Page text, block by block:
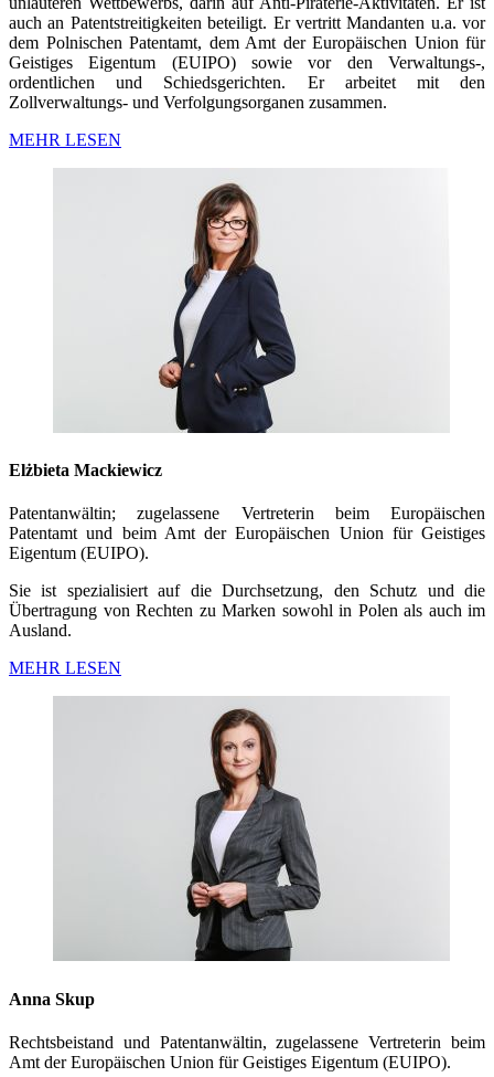
auch an Patentstreitigkeiten beteiligt. Er vertritt Mandanten u.a. vor
dem Polnischen Patentamt, dem Amt der Europäischen Union für
Geistiges Eigentum (EUIPO) sowie vor den Verwaltungs-,
ordentlichen und Schiedsgerichten. Er arbeitet mit den
Zollverwaltungs- und Verfolgungsorganen zusammen.
MEHR LESEN
Elżbieta Mackiewicz
Patentanwältin; zugelassene Vertreterin beim Europäischen
Patentamt und beim Amt der Europäischen Union für Geistiges
Eigentum (EUIPO).
Sie ist spezialisiert auf die Durchsetzung, den Schutz und die
Übertragung von Rechten zu Marken sowohl in Polen als auch im
Ausland.
MEHR LESEN
Anna Skup
Rechtsbeistand und Patentanwältin, zugelassene Vertreterin beim
Amt der Europäischen Union für Geistiges Eigentum (EUIPO).